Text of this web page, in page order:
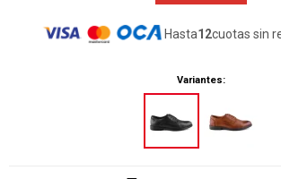
Hasta12cuotas sin
Variantes: